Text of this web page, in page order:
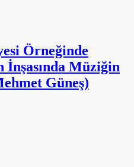
Örneğinde
İnşasında Müziğin
Güneş)